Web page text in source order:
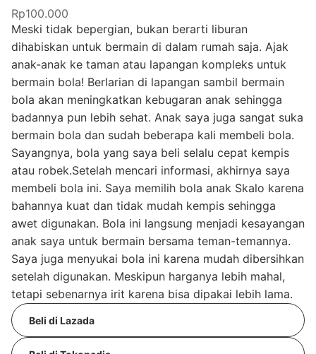
Rp100.000
Meski tidak bepergian, bukan berarti liburan
dihabiskan untuk bermain di dalam rumah saja. Ajak
anak-anak ke taman atau lapangan kompleks untuk
bermain bola! Berlarian di lapangan sambil bermain
bola akan meningkatkan kebugaran anak sehingga
badannya pun lebih sehat. Anak saya juga sangat suka
bermain bola dan sudah beberapa kali membeli bola.
Sayangnya, bola yang saya beli selalu cepat kempis
atau robek.Setelah mencari informasi, akhirnya saya
membeli bola ini. Saya memilih bola anak Skalo karena
bahannya kuat dan tidak mudah kempis sehingga
awet digunakan. Bola ini langsung menjadi kesayangan
anak saya untuk bermain bersama teman-temannya.
Saya juga menyukai bola ini karena mudah dibersihkan
setelah digunakan. Meskipun harganya lebih mahal,
tetapi sebenarnya irit karena bisa dipakai lebih lama.
Beli di Lazada